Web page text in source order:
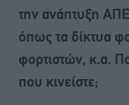
την ανάπτυξη ΑΠΕ
όπως τα δίκτυα
φορτιστών, κ.α.
που κινείστε;